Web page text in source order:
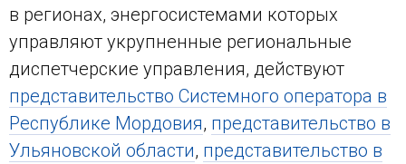
в регионах, энергосистемами которых
управляют укрупненные региональные
диспетчерские управления, действуют
представительство Системного оператора в
Республике Мордовия, представительство в
Ульяновской области, представительство в